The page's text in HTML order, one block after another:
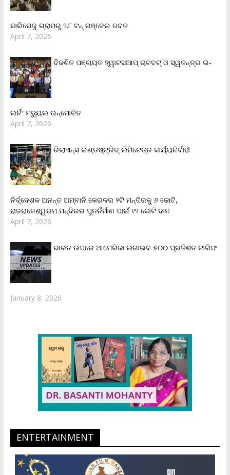
କାରିଗେଜୁ ଗ୍ରାମରୁ ୨.୮ ଟନ୍ ଗଞ୍ଜେଇ ଜବତ
April 7, 2026
ବିକଶିତ ପଞ୍ଚାୟତ ହ୍ୱାଟସଆପ୍ ଚାଟବଟ୍ ଓ ସ୍ୱତନ୍ତ୍ର ଇ-
ଲର୍ନିଂ ମଡ୍ୟୁଲ ଉନ୍ମୋଚିତ
April 7, 2026
ରିଲାଏନ୍‌ସ ଇଣ୍ଡଷ୍ଟ୍ରିଜ୍ ଲିମିଟେଡ୍‌ର କାର୍ଯ୍ୟନିର୍ବାହୀ
ନିର୍ଦ୍ଦେଶକ ଅନନ୍ତ ଅମ୍ବାନି କେରଳର ୨ଟି ମନ୍ଦିରକୁ ୬ କୋଟି,
ରାଜରାଜେଶ୍ୱରମ ମନ୍ଦିରର ପୁନର୍ନିର୍ମାଣ ପାଇଁ ୧୨ କୋଟି ଦାନ
April 7, 2026
ଭାରତ ଉପରେ ଆମେରିକା ଲଗାଇବ ୫୦୦ ପ୍ରତିଶତ ଟାରିଫ
January 8, 2026
ENTERTAINMENT